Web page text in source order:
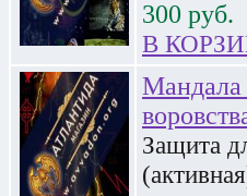
300 руб.
В
Мандала
Защита